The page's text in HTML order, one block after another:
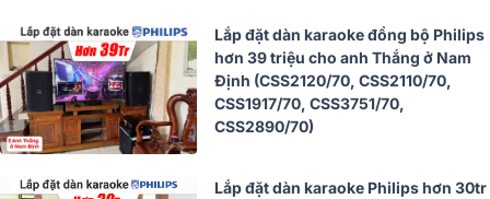
Lắp đặt dàn karaoke đồng bộ Philips
hơn 39 triệu cho anh Thắng ở Nam
Định (CSS2120/70, CSS2110/70,
CSS1917/70, CSS3751/70,
CSS2890/70)
Lắp đặt dàn karaoke Philips hơn 30tr